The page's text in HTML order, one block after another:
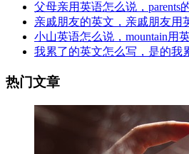
父母亲用英语怎么说，parents
亲戚朋友的英文，亲戚朋友用
小山英语怎么说，mountain用
我累了的英文怎么写，是的我
热门文章